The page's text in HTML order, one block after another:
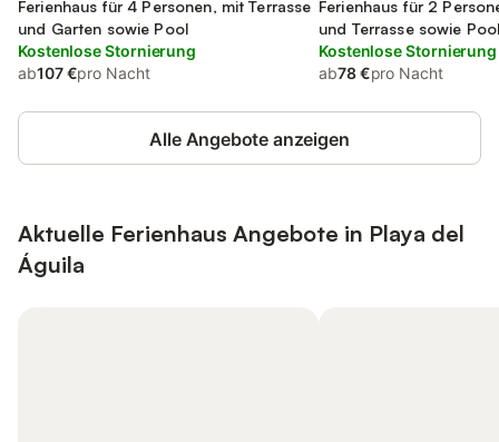
Tirajana
Ferienhaus für 4 Personen, mit Terrasse
und Garten sowie Pool
Kostenlose Stornierung
ab107 €pro Nacht
Tirajana
Ferienhaus für 2
und Terrasse sowie
Kostenlose Stornierung
ab78 €pro Nacht
Alle Angebote anzeigen
Aktuelle Ferienhaus Angebote in Playa del
Águila